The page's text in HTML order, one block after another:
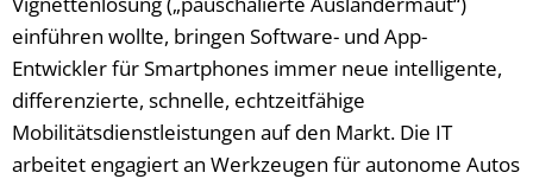
einführen wollte, bringen Software- und App-
Entwickler für Smartphones immer neue intelligente,
differenzierte, schnelle, echtzeitfähige
Mobilitätsdienstleistungen auf den Markt. Die IT
arbeitet engagiert an Werkzeugen für autonome Autos